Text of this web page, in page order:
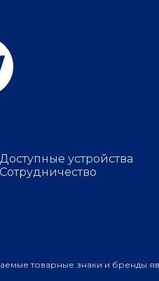
Доступные устройства
Сотрудничество
товарные знаки и бренды